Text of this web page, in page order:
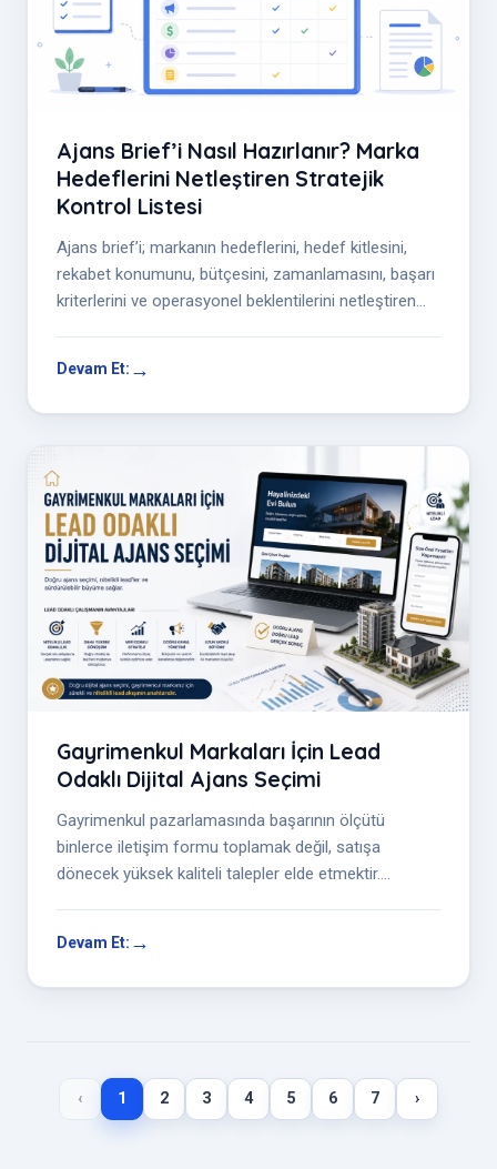
Ajans Brief’i Nasıl Hazırlanır? Marka
Hedeflerini Netleştiren Stratejik
Kontrol Listesi
Ajans brief’i; markanın hedeflerini, hedef kitlesini,
rekabet konumunu, bütçesini, zamanlamasını, başarı
kriterlerini ve operasyonel beklentilerini netleştiren
Devam Et:
Gayrimenkul Markaları İçin Lead
Odaklı Dijital Ajans Seçimi
Gayrimenkul pazarlamasında başarının ölçütü
binlerce iletişim formu toplamak değil, satışa
dönecek yüksek kaliteli talepler elde etmektir.
Devam Et:
‹ 1 2 3 4 5 6 7 ›